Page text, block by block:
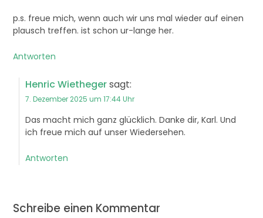
p.s. freue mich, wenn auch wir uns mal wieder auf einen
plausch treffen. ist schon ur-lange her.
Antworten
Henric Wiethegersagt:
7. Dezember 2025 um 17:44 Uhr
Das macht mich ganz glücklich. Danke dir, Karl. Und
ich freue mich auf unser Wiedersehen.
Antworten
Schreibe einen Kommentar